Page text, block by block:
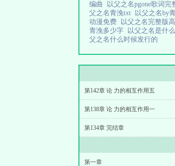
编曲
以父之名pgone歌词完
父之名青浼txt
以父之名by
动漫免费
以父之名完整版
青浼多少字
以父之名是什
父之名什么时候发行的
第142章 论 力的相互作用五
第138章 论 力的相互作用一
第134章 完结章
第一章